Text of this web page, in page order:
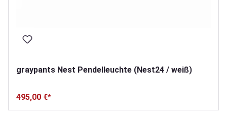
graypants Nest Pendelleuchte (Nest24 / weiß)
495,00 €*